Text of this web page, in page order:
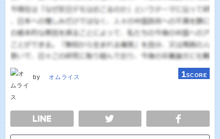
by オムライス 1SCORE
TWEET